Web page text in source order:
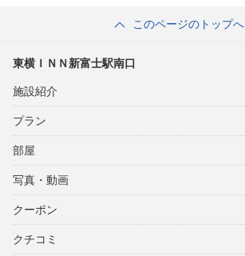
このページのトップへ
東横ＩＮＮ新富士駅南口
施設紹介
プラン
部屋
写真・動画
クーポン
クチコミ